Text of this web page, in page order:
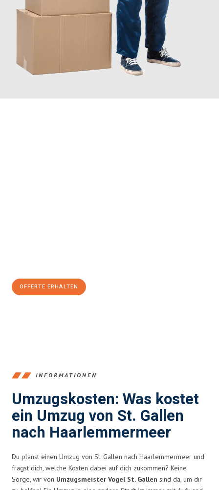
OFFERTE ERHALTEN
INFORMATIONEN
Umzugskosten: Was kostet
ein Umzug von St. Gallen
nach Haarlemmermeer
Du planst einen Umzug von St. Gallen nach Haarlemmermeer und
fragst dich, welche Kosten dabei auf dich zukommen? Keine
Sorge, wir von Umzugsmeister Vogel St. Gallen sind da, um dir